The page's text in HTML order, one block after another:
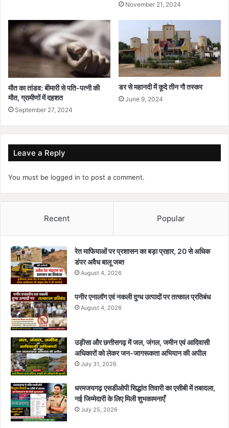
November 21, 2024
मौत का तांडव: बीमारी से पति-पत्नी की
मौत, ग्रामीणों में दहशत
September 27, 2024
डर से महानदी में कूदे तीन गौ तस्कर
June 9, 2024
Leave a Reply
You must be logged in to post a comment.
Recent Popular
रेत माफियाओं पर प्रशासन का बड़ा प्रहार, 20 से अधिक
डंपर अवैध बालू जब्त
August 4, 2026
पनीर एनालॉग एवं नकली दुग्ध उत्पादों पर तत्काल प्रतिबंध
August 4, 2026
उड़ीसा और छत्तीसगढ़ में जल, जंगल, जमीन एवं आदिवासी
अधिकारों को लेकर जन-जागरूकता अभियान की अपील
July 31, 2026
धरमजयगढ़ एसडीओपी सिद्धांत तिवारी का एसीबी में तबादला,
नई जिम्मेदारी के लिए मिली शुभकामनाएँ
July 25, 2026